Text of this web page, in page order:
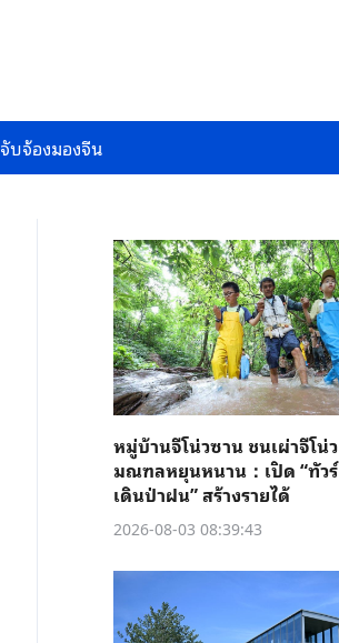
จับจ้องมองจีน
หมู่บ้านจีโน่วซาน ชนเผ่าจีโน่ว
มณฑลหยุนหนาน：เปิด “ทัวร์
เดินป่าฝน” สร้างรายได้
2026-08-03 08:39:43